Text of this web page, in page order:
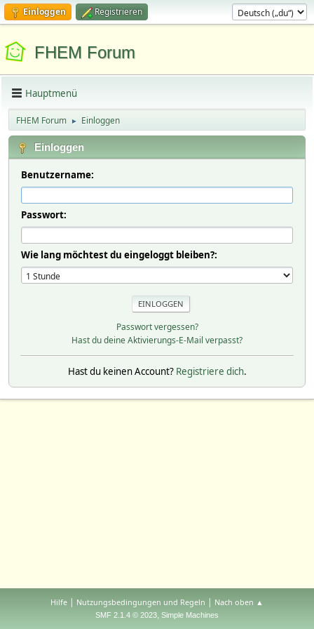
Einloggen Registrieren
FHEM Forum
Hauptmenü
FHEM Forum ► Einloggen
Einloggen
Benutzername:
Passwort:
Wie lang möchtest du eingeloggt bleiben?:
Passwort vergessen?
Hast du deine Aktivierungs-E-Mail verpasst?
Hast du keinen Account? Registriere dich.
Hilfe | Nutzungsbedingungen und Regeln | Nach oben ▲
SMF 2.1.4 © 2023, Simple Machines